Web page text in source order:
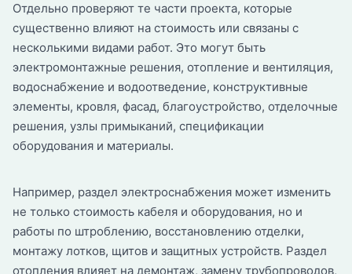
Отдельно проверяют те части проекта, которые
существенно влияют на стоимость или связаны с
несколькими видами работ. Это могут быть
электромонтажные решения, отопление и вентиляция,
водоснабжение и водоотведение, конструктивные
элементы, кровля, фасад, благоустройство, отделочные
решения, узлы примыканий, спецификации
оборудования и материалы.
Например, раздел электроснабжения может изменить
не только стоимость кабеля и оборудования, но и
работы по штроблению, восстановлению отделки,
монтажу лотков, щитов и защитных устройств. Раздел
отопления влияет на демонтаж, замену трубопроводов,